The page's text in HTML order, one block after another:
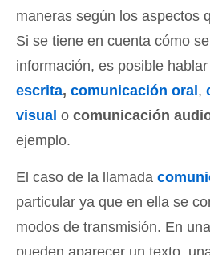
maneras según los aspectos
Si se tiene en cuenta cómo
información, es posible
escrita, comunicación oral,
visual o comunicación
ejemplo.
El caso de la llamada
particular ya que en ella se
modos de transmisión. En
pueden aparecer un texto,